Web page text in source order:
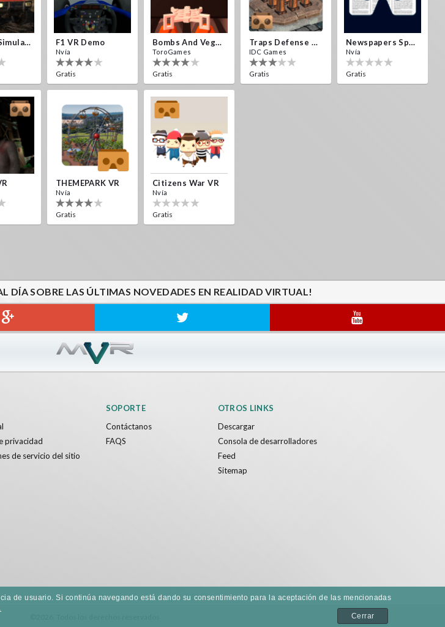
Off Road Simulator VR F1 VR Demo
Nvía
Gratis
Bombs And Veggies
ToroGames
Gratis
Traps Defense VR
IDC Games
Gratis
Newspapers Spain VR
Nvía
Gratis
THEMEPARK VR
Nvía
Gratis
Citizens War VR
Nvía
Gratis
DÍA SOBRE LAS ÚLTIMAS NOVEDADES EN REALIDAD VIRTUAL!
privacidad
de servicio del sitio
SOPORTE
Contáctanos
FAQS
OTROS LINKS
Descargar
Consola de desarrolladores
Feed
Sitemap
de usuario. Si continúa navegando está dando su consentimiento para la aceptación de las mencionadas
Cerrar